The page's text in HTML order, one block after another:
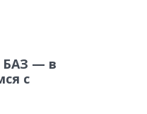
БАЗ — в
с